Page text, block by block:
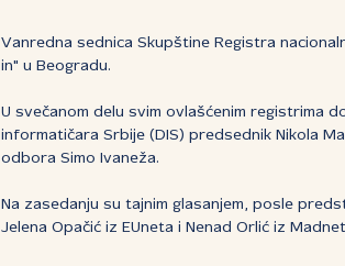
Vanredna sednica Skupštine Registra
in" u Beogradu.
U svečanom delu svim ovlašćenim registrima
informatičara Srbije (DIS) predsednik Nikola
odbora Simo Ivaneža.
Na zasedanju su tajnim glasanjem, posle
Jelena Opačić iz EUneta i Nenad Orlić iz